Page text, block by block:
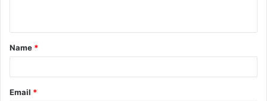
t
*
Name *
Email *